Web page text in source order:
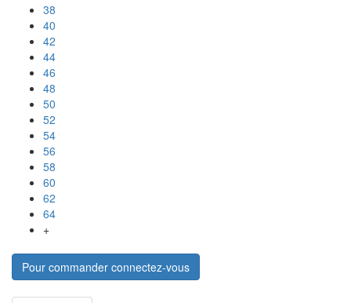
38
40
42
44
46
48
50
52
54
56
58
60
62
64
+
Pour commander connectez-vous